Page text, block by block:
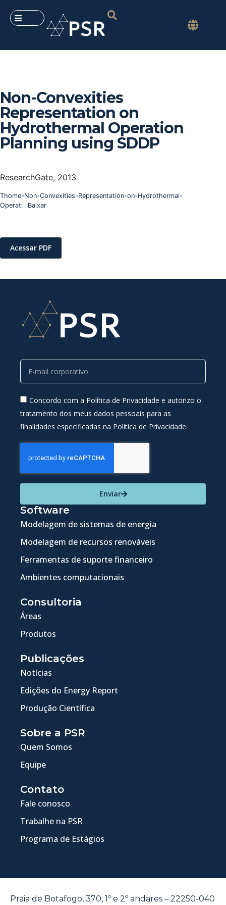
Non-Convexities
Representation on
Hydrothermal Operation
Planning using SDDP
ResearchGate, 2013
Thome-Non-Convexities-Representation-on-Hydrothermal-
Operati
Baixar
Acessar PDF
Concordo com a Política de Privacidade e autorizo o
tratamento dos meus dados pessoais para as
finalidades especificadas na Política de Privacidade.
Enviar
Software
Modelagem de sistemas de energia
Modelagem de recursos renováveis
Ferramentas de suporte financeiro
Ambientes computacionais
Consultoria
Áreas
Produtos
Publicações
Notícias
Edições do Energy Report
Produção Científica
Sobre a PSR
Quem Somos
Equipe
Contato
Fale conosco
Trabalhe na PSR
Programa de Estágios
Praia de Botafogo, 370, 1º e 2º andares – 22250-040